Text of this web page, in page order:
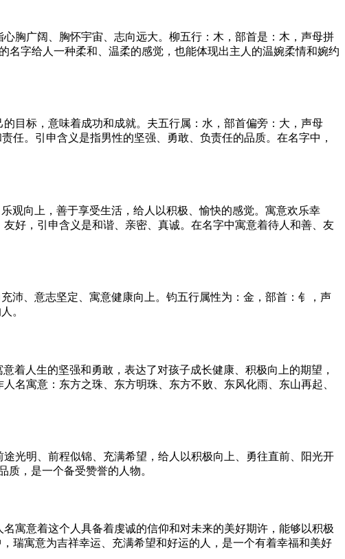
胸广阔、胸怀宇宙、志向远大。柳五行：木，部首是：木，声母拼
名字给人一种柔和、温柔的感觉，也能体现出主人的温婉柔情和婉约
目标，意味着成功和成就。夫五行属：水，部首偏旁：大，声母
任。引申含义是指男性的坚强、勇敢、负责任的品质。在名字中，
观向上，善于享受生活，给人以积极、愉快的感觉。寓意欢乐幸
好，引申含义是和谐、亲密、真诚。在名字中寓意着待人和善、友
沛、意志坚定、寓意健康向上。钧五行属性为：金，部首：钅，声
。
着人生的坚强和勇敢，表达了对孩子成长健康、积极向上的期望，
名寓意：东方之珠、东方明珠、东方不败、东风化雨、东山再起、
光明、前程似锦、充满希望，给人以积极向上、勇往直前、阳光开
，是一个备受赞誉的人物。
寓意着这个人具备着虔诚的信仰和对未来的美好期许，能够以积极
瑞寓意为吉祥幸运、充满希望和好运的人，是一个有着幸福和美好